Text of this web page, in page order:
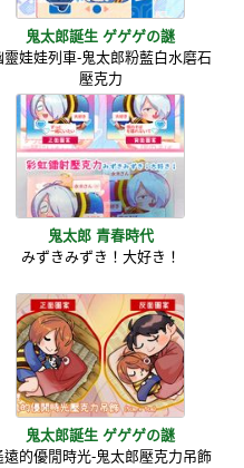
鬼太郎誕生 ゲゲゲの謎
靈娃娃列車-鬼太郎粉藍白水磨石
壓克力
鬼太郎 青春時代
みずきみずき！大好き！
鬼太郎誕生 ゲゲゲの謎
遠的優閒時光-鬼太郎壓克力吊飾